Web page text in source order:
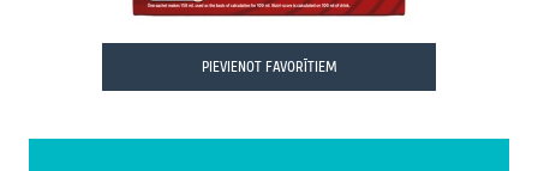
PIEVIENOT FAVORĪTIEM